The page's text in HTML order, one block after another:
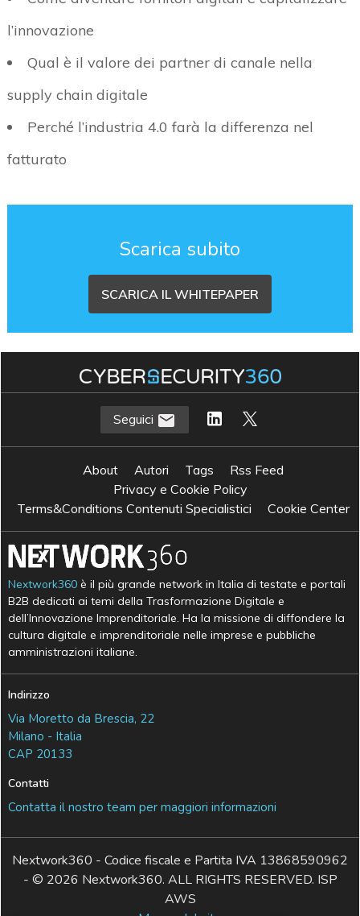
l’innovazione
Qual è il valore dei partner di canale nella
supply chain digitale
Perché l’industria 4.0 farà la differenza nel
fatturato
Scarica subito
SCARICA IL WHITEPAPER
Seguici
About Autori Tags
Rss Feed
Privacy e Cookie Policy
Terms&Conditions Contenuti Specialistici
Cookie Center
Nextwork360 è il più grande network in Italia di testate e portali
B2B dedicati ai temi della Trasformazione Digitale e
dell’Innovazione Imprenditoriale. Ha la missione di diffondere la
cultura digitale e imprenditoriale nelle imprese e pubbliche
amministrazioni italiane.
Indirizzo
Via Moretto da Brescia, 22
Milano - Italia
CAP 20133
Contatti
Contatta il nostro team per maggiori informazioni
Nextwork360 - Codice fiscale e Partita IVA 13868590962
- © 2026 Nextwork360. ALL RIGHTS RESERVED. ISP
AWS